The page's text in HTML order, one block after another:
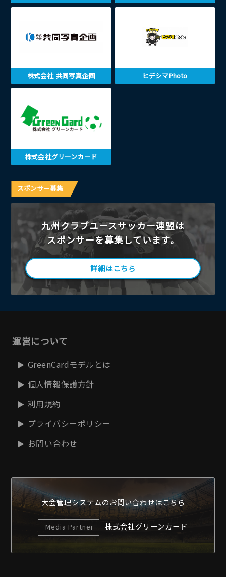
株式会社 共同写真企画 ヒデシマPhoto
株式会社グリーンカード
スポンサー募集
九州クラブユースサッカー連盟は
スポンサーを募集しています。
詳細はこちら
運営について
GreenCardモデルとは
個人情報保護方針
利用規約
プライバシーポリシー
お問い合わせ
大会管理システムのお問い合わせはこちら
Media Partner 株式会社グリーンカード